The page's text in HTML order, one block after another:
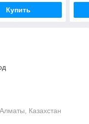
Купить
Казахстан